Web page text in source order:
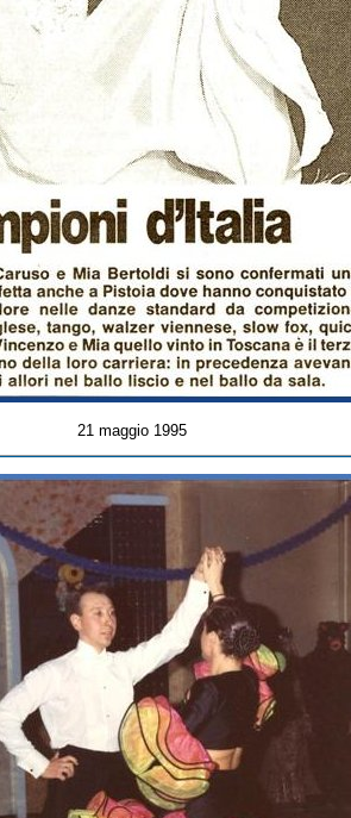
21 maggio 1995